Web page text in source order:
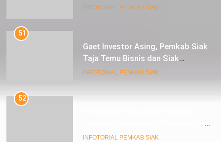
Luar Biasa
INFOTORIAL PEMKAB SIAK
51
Gaet Investor Asing, Pemkab Siak
Taja Temu Bisnis dan Siak
Expoversary 2024
INFOTORIAL PEMKAB SIAK
52
Layanan Pengaduan, Pemkab Siak
Luncurkan Aplikasi SIP PUAN
INFOTORIAL PEMKAB SIAK